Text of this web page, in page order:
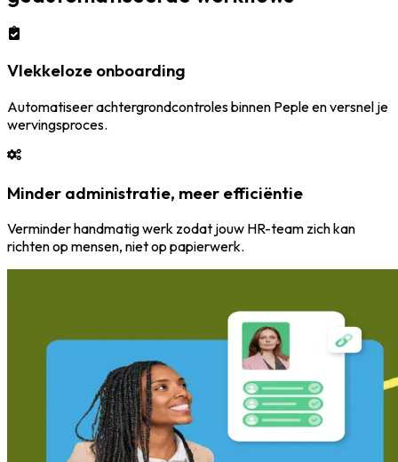
Vlekkeloze onboarding
Automatiseer achtergrondcontroles binnen Peple en versnel je
wervingsproces.
Minder administratie, meer efficiëntie
Verminder handmatig werk zodat jouw HR-team zich kan
richten op mensen, niet op papierwerk.